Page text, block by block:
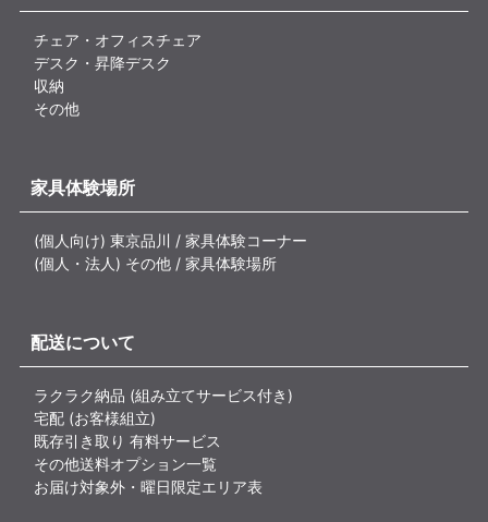
チェア・オフィスチェア
デスク・昇降デスク
収納
その他
家具体験場所
(個人向け) 東京品川 / 家具体験コーナー
(個人・法人) その他 / 家具体験場所
配送について
ラクラク納品 (組み立てサービス付き)
宅配 (お客様組立)
既存引き取り 有料サービス
その他送料オプション一覧
お届け対象外・曜日限定エリア表